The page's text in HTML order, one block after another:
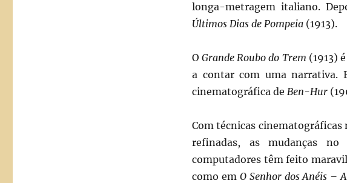
longa-metragem italiano.
Últimos Dias de Pompeia(1913).
OGrande Roubo do Trem (1913)
a contar com uma narrativa.
cinematográfica de Ben-Hur
Com técnicas cinematográficas
refinadas, as mudanças
computadores têm feito
como em O Senhor dos Anéis –